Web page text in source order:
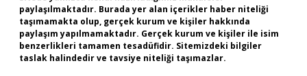
paylaşılmaktadır. Burada yer alan içerikler haber niteliği
taşımamakta olup, gerçek kurum ve kişiler hakkında
paylaşım yapılmamaktadır. Gerçek kurum ve kişiler ile isim
benzerlikleri tamamen tesadüfidir. Sitemizdeki bilgiler
taslak halindedir ve tavsiye niteliği taşımazlar.